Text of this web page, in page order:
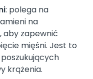
: polega na
na
aby zapewnić
mięśni. Jest to
krążenia.